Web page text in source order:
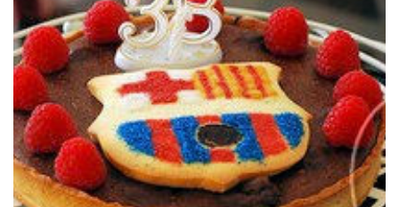
TARTE FRAMBOISE CHOCOLAT DE
PIERRE HERMÉ
Une tarte exquise au chocolat et à la framboise tirée d’une recette de
Pierre Hermé. Bluffant!